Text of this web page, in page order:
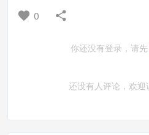
0
你还没有登录，请先
还没有人评论，欢迎